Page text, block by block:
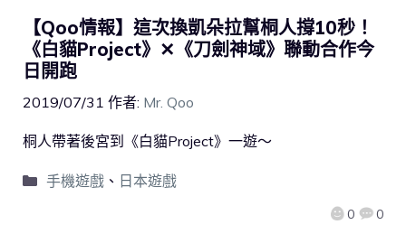
【Qoo情報】這次換凱朵拉幫桐人撐10秒！
《白貓Project》✕《刀劍神域》聯動合作今
日開跑
2019/07/31 作者: Mr. Qoo
0 0
桐人帶著後宮到《白貓Project》一遊～
手機遊戲、 日本遊戲